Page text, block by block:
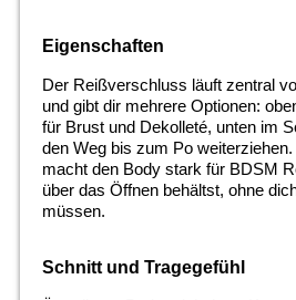
Eigenschaften
Der Reißverschluss läuft zentral
und gibt dir mehrere Optionen:
für Brust und Dekolleté, unten im
den Weg bis zum Po
macht den Body stark für BDSM
über das Öffnen behältst, ohne
müssen.
Schnitt und Tragegefühl